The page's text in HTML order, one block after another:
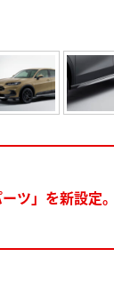
ツ」を新設定